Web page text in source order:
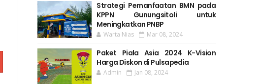
Strategi Pemanfaatan BMN pada
KPPN Gunungsitoli untuk
Meningkatkan PNBP
Warta Nias Mar 08, 2024
Paket Piala Asia 2024 K-Vision
Harga Diskon di Pulsapedia
Admin Jan 08, 2024